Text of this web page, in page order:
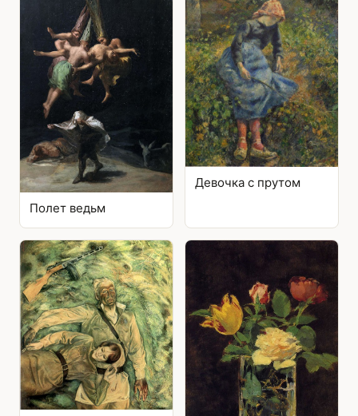
Полет ведьм
Девочка с прутом